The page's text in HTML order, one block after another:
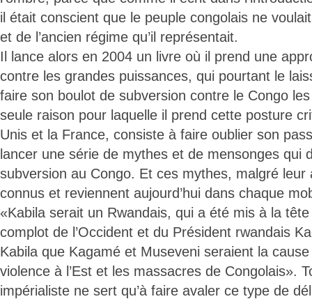
il était conscient que le peuple congolais ne
et de l’ancien régime qu’il représentait.
Il lance alors en 2004 un livre où il prend une
contre les grandes puissances, qui pourtant le
faire son boulot de subversion contre le Congo
seule raison pour laquelle il prend cette posture
Unis et la France, consiste à faire oublier son
lancer une série de mythes et de mensonges qui
subversion au Congo. Et ces mythes, malgré leur
connus et reviennent aujourd’hui dans chaque
«Kabila serait un Rwandais, qui a été mis à la
complot de l’Occident et du Président rwandais
Kabila que Kagamé et Museveni seraient la
violence à l’Est et les massacres de Congolais».
impérialiste ne sert qu’à faire avaler ce type de